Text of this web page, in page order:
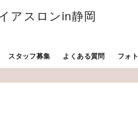
アスロンin静岡
スタッフ募集 よくある質問 フォト